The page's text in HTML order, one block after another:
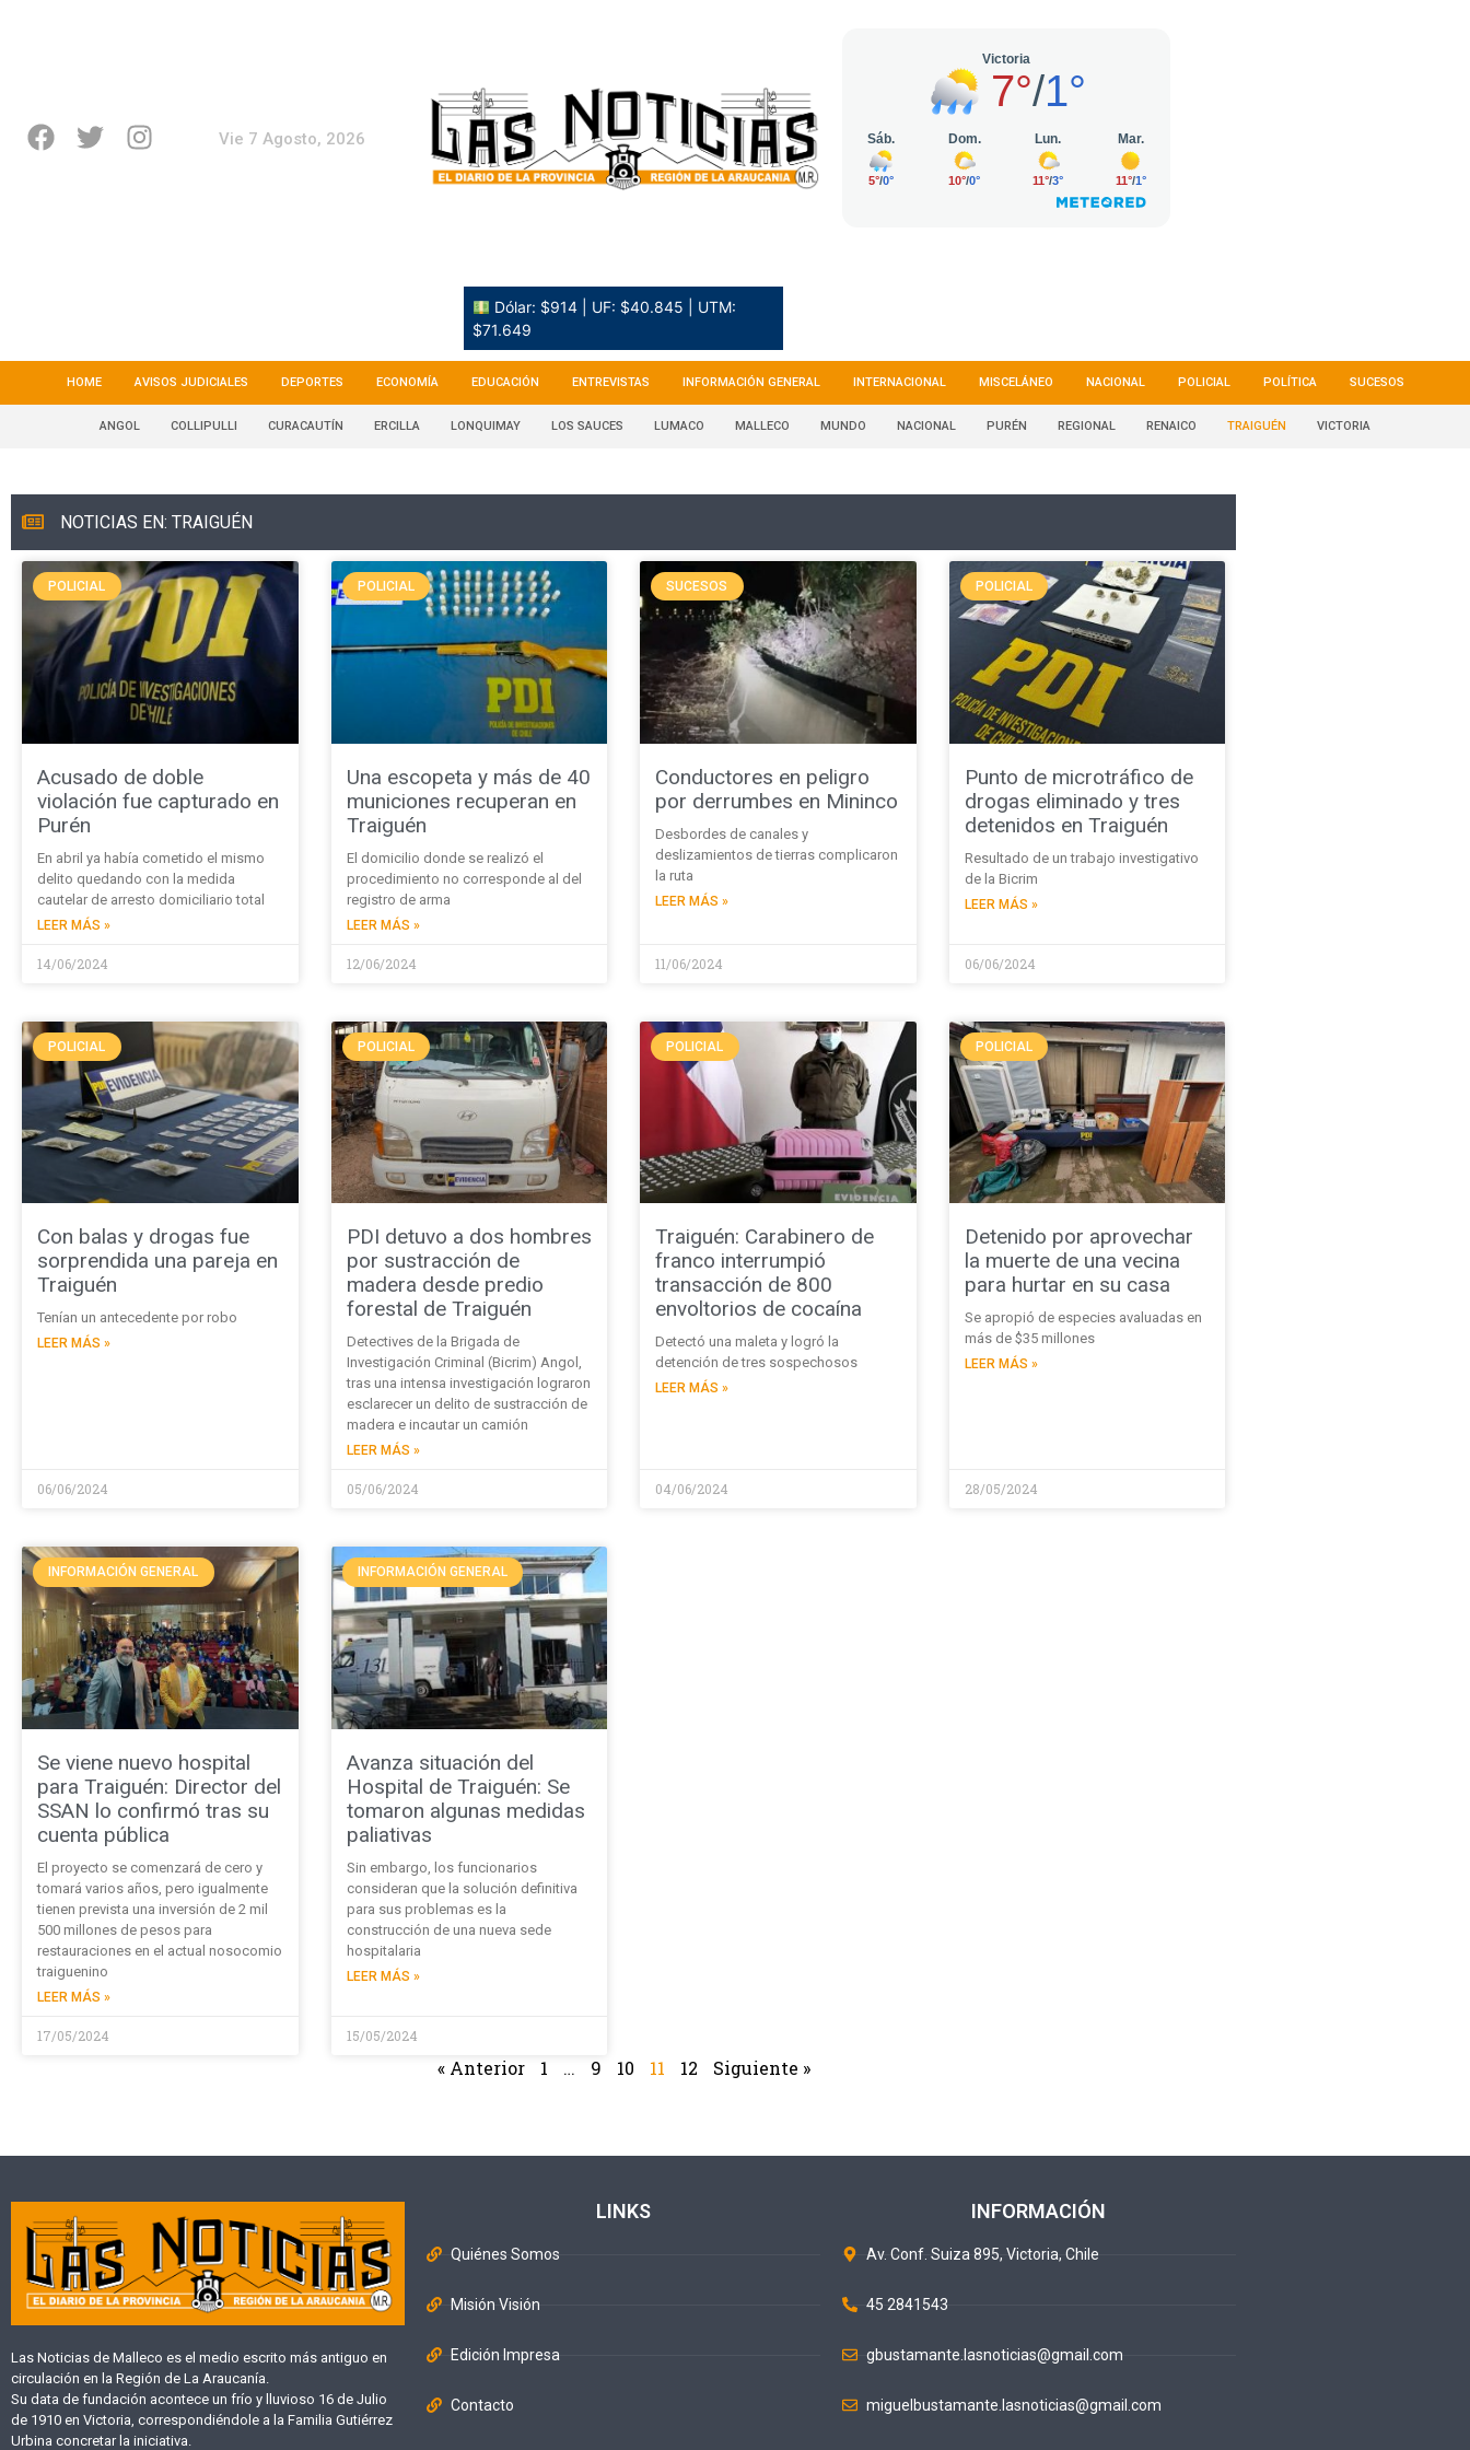
Vie 7 Agosto, 2026
Dólar: $914 | UF: $40.845 | UTM:
$71.649
HOME AVISOS JUDICIALES DEPORTES ECONOMÍA EDUCACIÓN ENTREVISTAS INFORMACIÓN GENERAL INTERNACIONAL MISCELÁNEO NACIONAL POLICIAL POLÍTICA SUCESOS
ANGOL COLLIPULLI CURACAUTÍN ERCILLA LONQUIMAY LOS SAUCES LUMACO MALLECO MUNDO NACIONAL PURÉN REGIONAL RENAICO TRAIGUÉN VICTORIA
NOTICIAS EN: TRAIGUÉN
POLICIAL
Acusado de doble
violación fue capturado en
Purén
En abril ya había cometido el mismo
delito quedando con la medida
cautelar de arresto domiciliario total
LEER MÁS »
14/06/2024
POLICIAL
Una escopeta y más de 40
municiones recuperan en
Traiguén
El domicilio donde se realizó el
procedimiento no corresponde al del
registro de arma
LEER MÁS »
12/06/2024
SUCESOS
Conductores en peligro
por derrumbes en Mininco
Desbordes de canales y
deslizamientos de tierras complicaron
la ruta
LEER MÁS »
11/06/2024
POLICIAL
Punto de microtráfico de
drogas eliminado y tres
detenidos en Traiguén
Resultado de un trabajo investigativo
de la Bicrim
LEER MÁS »
06/06/2024
POLICIAL
Con balas y drogas fue
sorprendida una pareja en
Traiguén
Tenían un antecedente por robo
LEER MÁS »
06/06/2024
POLICIAL
PDI detuvo a dos hombres
por sustracción de
madera desde predio
forestal de Traiguén
Detectives de la Brigada de
Investigación Criminal (Bicrim) Angol,
tras una intensa investigación lograron
esclarecer un delito de sustracción de
madera e incautar un camión
LEER MÁS »
05/06/2024
POLICIAL
Traiguén: Carabinero de
franco interrumpió
transacción de 800
envoltorios de cocaína
Detectó una maleta y logró la
detención de tres sospechosos
LEER MÁS »
04/06/2024
POLICIAL
Detenido por aprovechar
la muerte de una vecina
para hurtar en su casa
Se apropió de especies avaluadas en
más de $35 millones
LEER MÁS »
28/05/2024
INFORMACIÓN GENERAL
Se viene nuevo hospital
para Traiguén: Director del
SSAN lo confirmó tras su
cuenta pública
El proyecto se comenzará de cero y
tomará varios años, pero igualmente
tienen prevista una inversión de 2 mil
500 millones de pesos para
restauraciones en el actual nosocomio
traiguenino
LEER MÁS »
17/05/2024
INFORMACIÓN GENERAL
Avanza situación del
Hospital de Traiguén: Se
tomaron algunas medidas
paliativas
Sin embargo, los funcionarios
consideran que la solución definitiva
para sus problemas es la
construcción de una nueva sede
hospitalaria
LEER MÁS »
15/05/2024
« Anterior 1 … 9 10 11 12 Siguiente »
Las Noticias de Malleco es el medio escrito más antiguo en
circulación en la Región de La Araucanía.
Su data de fundación acontece un frío y lluvioso 16 de Julio
de 1910 en Victoria, correspondiéndole a la Familia Gutiérrez
Urbina concretar la iniciativa.
LINKS
Quiénes Somos
Misión Visión
Edición Impresa
Contacto
INFORMACIÓN
Av. Conf. Suiza 895, Victoria, Chile
45 2841543
gbustamante.lasnoticias@gmail.com
miguelbustamante.lasnoticias@gmail.com